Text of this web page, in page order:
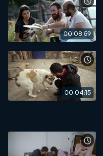
00:08:59
00:04:15